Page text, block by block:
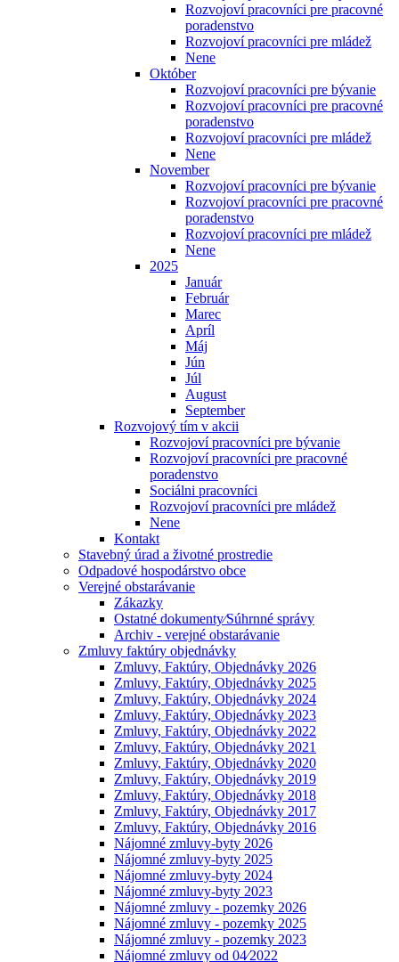
Rozvojoví pracovníci pre pracovné
poradenstvo
Rozvojoví pracovníci pre mládež
Nene
Október
Rozvojoví pracovníci pre bývanie
Rozvojoví pracovníci pre pracovné
poradenstvo
Rozvojoví pracovníci pre mládež
Nene
November
Rozvojoví pracovníci pre bývanie
Rozvojoví pracovníci pre pracovné
poradenstvo
Rozvojoví pracovníci pre mládež
Nene
2025
Január
Február
Marec
Apríl
Máj
Jún
Júl
August
September
Rozvojový tím v akcii
Rozvojoví pracovníci pre bývanie
Rozvojoví pracovníci pre pracovné
poradenstvo
Sociálni pracovníci
Rozvojoví pracovníci pre mládež
Nene
Kontakt
Stavebný úrad a životné prostredie
Odpadové hospodárstvo obce
Verejné obstarávanie
Zákazky
Ostatné dokumenty⁄Súhrnné správy
Archiv - verejné obstarávanie
Zmluvy faktúry objednávky
Zmluvy, Faktúry, Objednávky 2026
Zmluvy, Faktúry, Objednávky 2025
Zmluvy, Faktúry, Objednávky 2024
Zmluvy, Faktúry, Objednávky 2023
Zmluvy, Faktúry, Objednávky 2022
Zmluvy, Faktúry, Objednávky 2021
Zmluvy, Faktúry, Objednávky 2020
Zmluvy, Faktúry, Objednávky 2019
Zmluvy, Faktúry, Objednávky 2018
Zmluvy, Faktúry, Objednávky 2017
Zmluvy, Faktúry, Objednávky 2016
Nájomné zmluvy-byty 2026
Nájomné zmluvy-byty 2025
Nájomné zmluvy-byty 2024
Nájomné zmluvy-byty 2023
Nájomné zmluvy - pozemky 2026
Nájomné zmluvy - pozemky 2025
Nájomné zmluvy - pozemky 2023
Nájomné zmluvy od 04⁄2022